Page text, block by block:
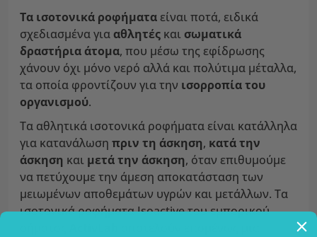
Τα ισοτονικά ροφήματα είναι ποτά, ειδικά
σχεδιασμένα για αθλητές και σωματικά
δραστήρια άτομα, που μέσω της εφίδρωσης
χάνουν όχι μόνο νερό αλλά και πολύτιμα μέταλλα,
τα οποία φροντίζουν για την ισορροπία του
οργανισμού.
Τα αθλητικά ισοτονικά ροφήματα είναι κατάλληλα
για κατανάλωση πριν τη άσκηση, κατά την
άσκηση και μετά την άσκηση, όταν επιθυμούμε
να πετύχουμε την άμεση αποκατάσταση των
μειωμένων αποθεμάτων υγρών και μετάλλων. Τα
ισοτονικά ροφήματα Isoactive του εμπορικού